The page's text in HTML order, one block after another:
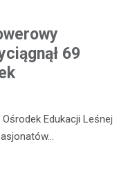
69
Edukacji Leśnej